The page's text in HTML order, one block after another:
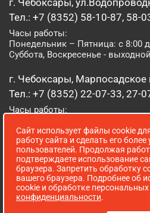
г. Чебоксары,
Тел.: +7 (8352) 58-10-87, 58-
Часы работы:
Понедельник – Пятница: с 8:00
Суббота, Воскресенье - выходной
г. Чебоксары, Марпосадское
Тел.: +7 (8352) 22-07-33, 27-
Часы работы:
Суббота, Воскресенье: с 8:00 до
г. Йошкар-Ола, ул.
Тел.: (8362) 41-07-31
Часы работы:
Понедельник – Пятница: с 8:00
Сайт использует файлы cookie
работу сайта и сделать его
пользователей. Продолжая
подтверждаете использование
браузера. Запретить обработку
вашего браузера. Подробнее об
cookie и обработке
конфиденциальности.